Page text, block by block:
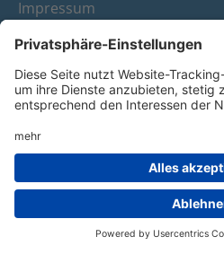
Impressum
Datenschutz
FAQ
Instagram